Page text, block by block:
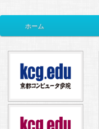
イ
メ
イ
ン
コ
ン
サ
ブ
コ
ン
テ
ホーム